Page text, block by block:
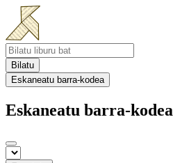
Bilatu
Eskaneatu barra-kodea
Eskaneatu barra-kodea